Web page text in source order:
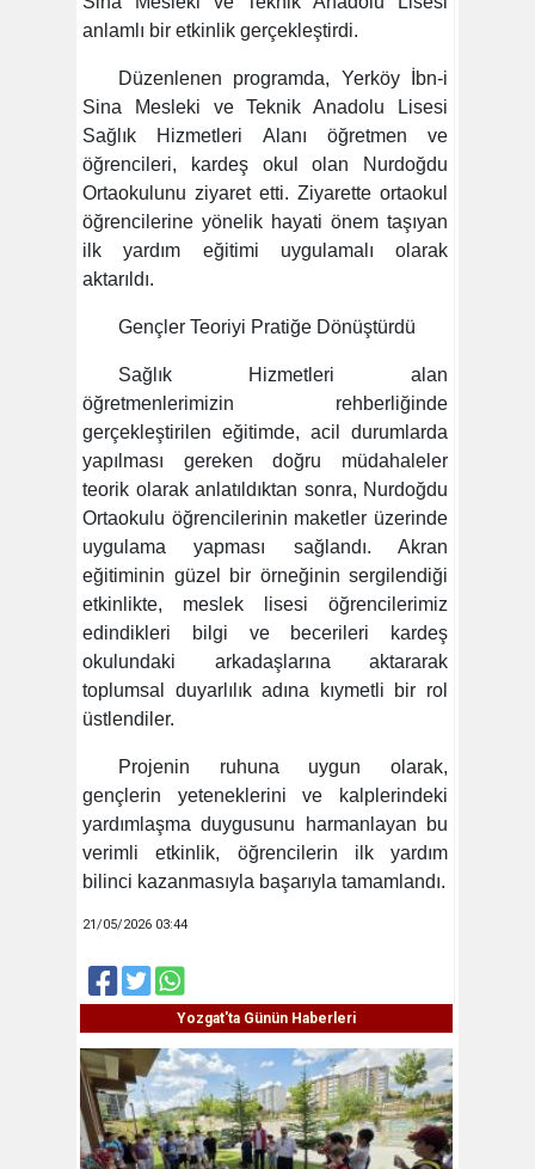
anlamlı bir etkinlik gerçekleştirdi.
Düzenlenen programda, Yerköy İbn-i
Sina Mesleki ve Teknik Anadolu Lisesi
Sağlık Hizmetleri Alanı öğretmen ve
öğrencileri, kardeş okul olan Nurdoğdu
Ortaokulunu ziyaret etti. Ziyarette ortaokul
öğrencilerine yönelik hayati önem taşıyan
ilk yardım eğitimi uygulamalı olarak
aktarıldı.
Gençler Teoriyi Pratiğe Dönüştürdü
Sağlık Hizmetleri alan
öğretmenlerimizin rehberliğinde
gerçekleştirilen eğitimde, acil durumlarda
yapılması gereken doğru müdahaleler
teorik olarak anlatıldıktan sonra, Nurdoğdu
Ortaokulu öğrencilerinin maketler üzerinde
uygulama yapması sağlandı. Akran
eğitiminin güzel bir örneğinin sergilendiği
etkinlikte, meslek lisesi öğrencilerimiz
edindikleri bilgi ve becerileri kardeş
okulundaki arkadaşlarına aktararak
toplumsal duyarlılık adına kıymetli bir rol
üstlendiler.
Projenin ruhuna uygun olarak,
gençlerin yeteneklerini ve kalplerindeki
yardımlaşma duygusunu harmanlayan bu
verimli etkinlik, öğrencilerin ilk yardım
bilinci kazanmasıyla başarıyla tamamlandı.
21/05/2026 03:44
Yozgat'ta Günün Haberleri